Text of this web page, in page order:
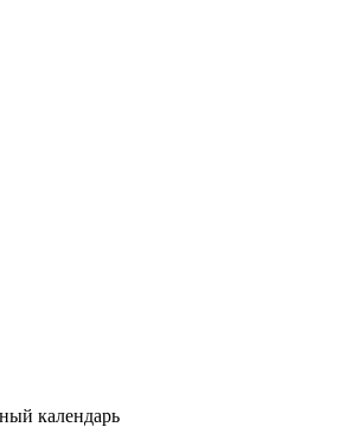
календарь